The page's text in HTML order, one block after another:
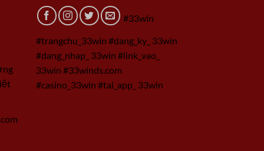
#33win
#trangchu_33win #dang_ky_ 33win
#dang_nhap_ 33win #link_vao_
33win #33winds.com
#casino_33win #tai_app_ 33win